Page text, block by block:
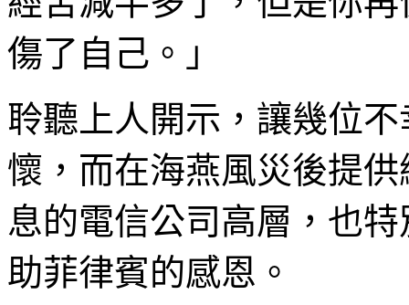
傷了自己。」
聆聽上人開示，讓幾位
懷，而在海燕風災後提
息的電信公司高層，也
助菲律賓的感恩。